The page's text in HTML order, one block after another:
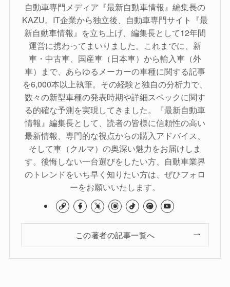
自動車専門メディア『最新自動車情報』編集長の
KAZU。IT企業から独立後、自動車専門サイト『最
新自動車情報』を立ち上げ、編集長として12年間
運営に携わってまいりました。これまでに、新
車・中古車、国産車（日本車）から輸入車（外
車）まで、あらゆるメーカーの車種に関する記事
を6,000本以上執筆。その経験と独自の分析力で、
数々の新型車種の発表時期や詳細スペックに関す
る的確な予測を実現してきました。『最新自動車
情報』編集長として、読者の皆様に信頼性の高い
最新情報、専門的な視点からの購入アドバイス、
そして車（クルマ）の奥深い魅力をお届けしま
す。後悔しない一台選びをしたい方、自動車業界
のトレンドをいち早く知りたい方は、ぜひフォロ
ーをお願いいたします。
この著者の記事一覧へ